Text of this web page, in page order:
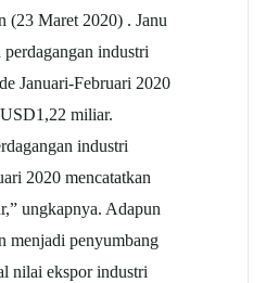
(23 Maret 2020) . Janu
industri
Januari-Februari 2020
miliar.
industri
2020 mencatatkan
ungkapnya. Adapun
menjadi penyumbang
nilai ekspor industri